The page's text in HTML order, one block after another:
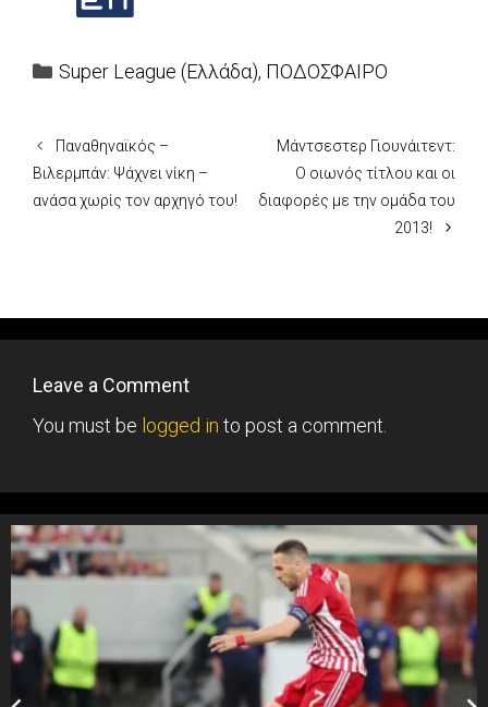
Categories
Super League (Ελλάδα), ΠΟΔΟΣΦΑΙΡΟ
Παναθηναϊκός –
Βιλερμπάν: Ψάχνει νίκη –
ανάσα χωρίς τον αρχηγό του!
Μάντσεστερ Γιουνάιτεντ:
Ο οιωνός τίτλου και οι
διαφορές με την ομάδα του
2013!
Leave a Comment
You must be logged in to post a comment.